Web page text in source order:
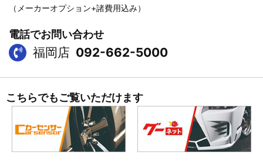
（メーカーオプション+諸費用込み）
電話でお問い合わせ
福岡店 092-662-5000
こちらでもご覧いただけます